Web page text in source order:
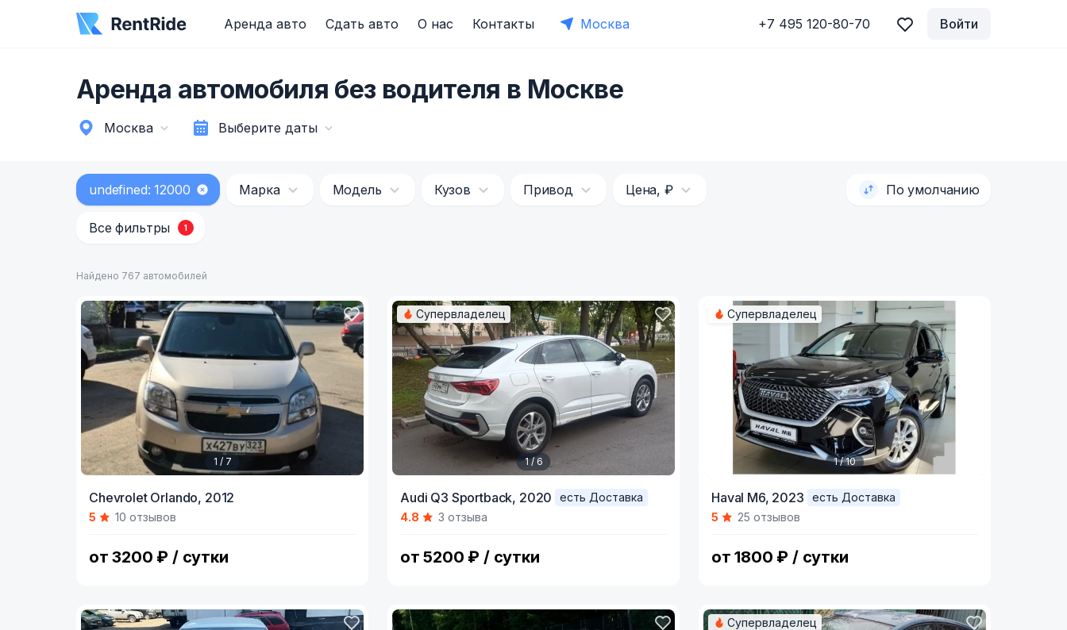
Аренда авто Сдать авто О нас Контакты Москва +7 495 120-80-70 Войти
Аренда автомобиля без водителя в Москве
Москва Выберите даты
undefined: 12000 Марка Модель Кузов Привод Цена, ₽
Все фильтры 1
По умолчанию
Найдено 767 автомобилей
of
1 / 7
Chevrolet Orlando, 2012
5 10 отзывов
от 3200 ₽ / сутки
of
Супервладелец
1 / 6
Audi Q3 Sportback, 2020
есть Доставка
4.8
3 отзыва
от 5200 ₽ / сутки
of
Супервладелец
1 / 10
Haval M6, 2023
есть Доставка
5
25 отзывов
от 1800 ₽ / сутки
Супервладелец